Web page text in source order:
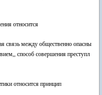
относится
связь между общественно опасны
способ совершения преступл
относится принцип